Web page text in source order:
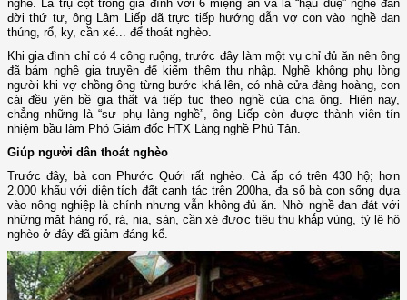
nghề. Là trụ cột trong gia đình với 6 miệng ăn và là “hậu duệ” nghề đan
đời thứ tư, ông Lâm Liếp đã trực tiếp hướng dẫn vợ con vào nghề đan
thúng, rổ, ky, cần xé... để thoát nghèo.
Khi gia đình chỉ có 4 công ruộng, trước đây làm một vụ chỉ đủ ăn nên ông
đã bám nghề gia truyền để kiếm thêm thu nhập. Nghề không phụ lòng
người khi vợ chồng ông từng bước khá lên, có nhà cửa đàng hoàng, con
cái đều yên bề gia thất và tiếp tục theo nghề của cha ông. Hiện nay,
chẳng những là “sư phụ làng nghề”, ông Liếp còn được thành viên tín
nhiệm bầu làm Phó Giám đốc HTX Làng nghề Phú Tân.
Giúp người dân thoát nghèo
Trước đây, bà con Phước Quới rất nghèo. Cả ấp có trên 430 hộ; hơn
2.000 khẩu với diện tích đất canh tác trên 200ha, đa số bà con sống dựa
vào nông nghiệp là chính nhưng vẫn không đủ ăn. Nhờ nghề đan đát với
những mặt hàng rổ, rá, nia, sàn, cần xé được tiêu thụ khắp vùng, tỷ lệ hộ
nghèo ở đây đã giảm đáng kể.